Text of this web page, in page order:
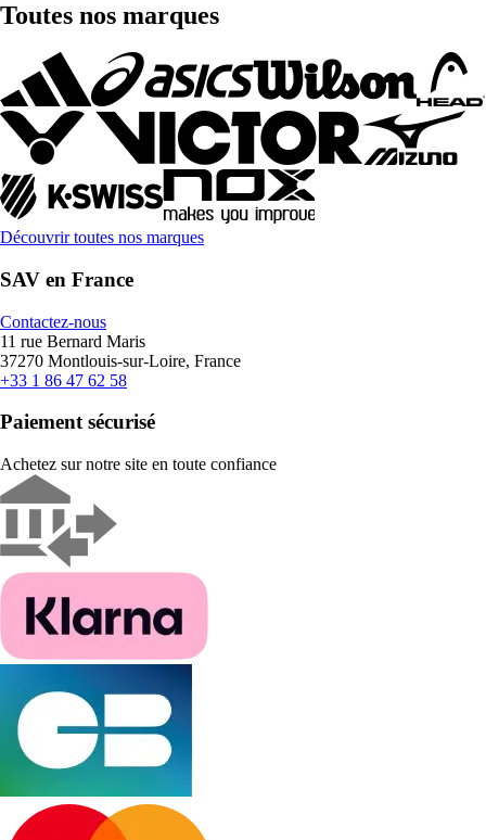
Toutes nos marques
Découvrir toutes nos marques
SAV en France
Contactez-nous
11 rue Bernard Maris
37270 Montlouis-sur-Loire, France
+33 1 86 47 62 58
Paiement sécurisé
Achetez sur notre site en toute confiance